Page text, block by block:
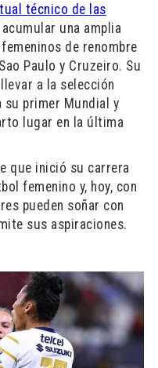
técnico de las
una amplia
de renombre
Paulo y Cruzeiro. Su
a la selección
su primer Mundial y
lugar en la última
que inició su carrera
femenino y, hoy, con
pueden soñar con
sus aspiraciones.